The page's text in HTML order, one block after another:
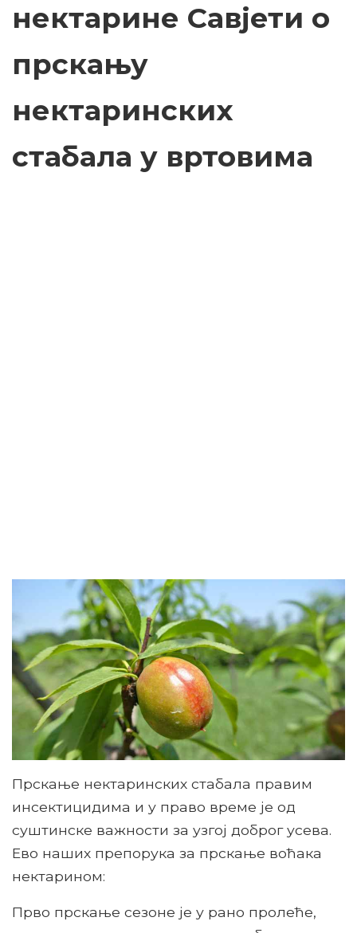
нектарине Савјети о
прскању
нектаринских
стабала у вртовима
Прскање нектаринских стабала правим
инсектицидима и у право време је од
суштинске важности за узгој доброг усева.
Ево наших препорука за прскање воћака
нектарином:
Прво прскање сезоне је у рано пролеће,